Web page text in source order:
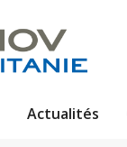
Actualités